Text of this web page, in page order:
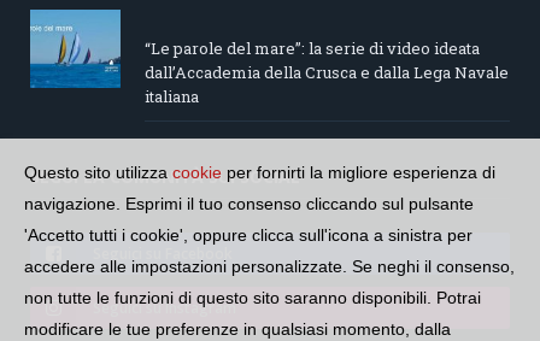
“Le parole del mare”: la serie di video ideata
dall’Accademia della Crusca e dalla Lega Navale
italiana
SEGUI LA COMUNITÀ SUI SOCIAL
Seguici su Instagram
Questo sito utilizza cookie per fornirti la migliore esperienza di
navigazione. Esprimi il tuo consenso cliccando sul pulsante
'Accetto tutti i cookie', oppure clicca sull'icona a sinistra per
accedere alle impostazioni personalizzate. Se neghi il consenso,
non tutte le funzioni di questo sito saranno disponibili. Potrai
modificare le tue preferenze in qualsiasi momento, dalla